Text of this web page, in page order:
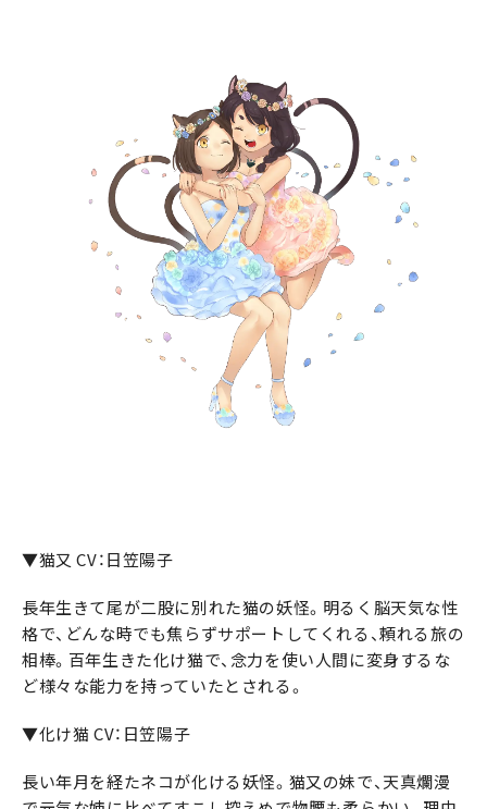
▼猫又 CV：日笠陽子
長年生きて尾が二股に別れた猫の妖怪。明るく脳天気な性
格で、どんな時でも焦らずサポートしてくれる、頼れる旅の
相棒。百年生きた化け猫で、念力を使い人間に変身するな
ど様々な能力を持っていたとされる。
▼化け猫 CV：日笠陽子
長い年月を経たネコが化ける妖怪。猫又の妹で、天真爛漫